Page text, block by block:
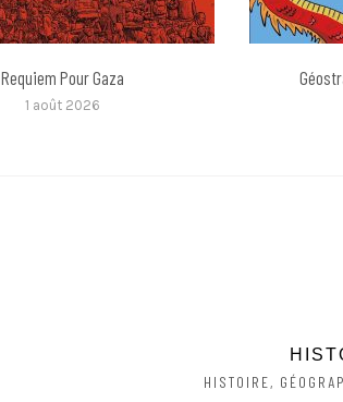
Requiem Pour Gaza
1 août 2026
HISTOIRE,